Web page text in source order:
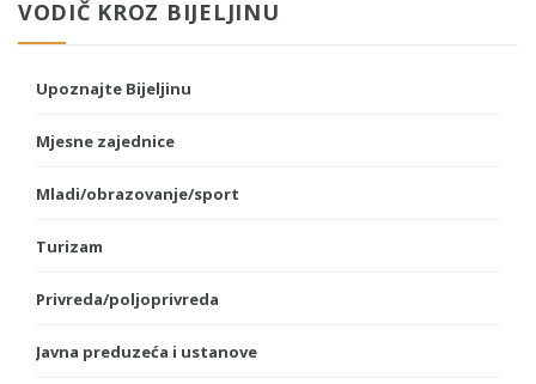
VODIČ KROZ BIJELJINU
Upoznajte Bijeljinu
Mjesne zajednice
Mladi/obrazovanje/sport
Turizam
Privreda/poljoprivreda
Javna preduzeća i ustanove